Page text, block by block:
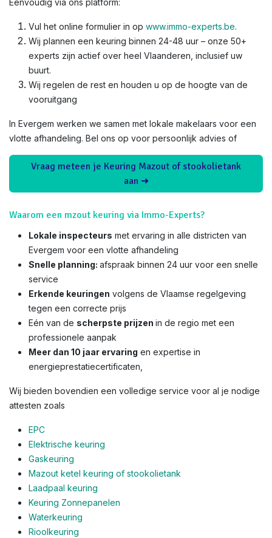
Eenvoudig via ons platform:
Vul het online formulier in op www.immo-experts.be.
Wij plannen een keuring binnen 24-48 uur – onze 50+
experts zijn actief over heel Vlaanderen, inclusief uw
buurt.
Wij regelen de rest en houden u op de hoogte van de
vooruitgang
In Evergem werken we samen met lokale makelaars voor een
vlotte afhandeling. Bel ons op voor persoonlijk advies of
Vraag meteen je Keuring Mazout of stookolietank
aan ➜
Waarom een mzout keuring via Immo-Experts?
Lokale inspecteurs met ervaring in alle districten van
Evergem voor een vlotte afhandeling
Snelle planning: afspraak binnen 24 uur voor een snelle
service
Erkende keuringen volgens de Vlaamse regelgeving
tegen een correcte prijs
Eén van de scherpste prijzen in de regio met een
professionele aanpak
Meer dan 10 jaar ervaring en expertise in
energieprestatiecertificaten,
Wij bieden bovendien een volledige service voor al je nodige
attesten zoals
EPC
Elektrische keuring
Gaskeuring
Mazout ketel keuring of stookolietank
Laadpaal keuring
Keuring Zonnepanelen
Waterkeuring
Rioolkeuring